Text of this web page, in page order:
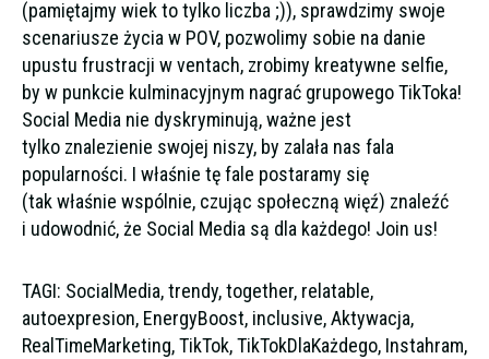
(pamiętajmy wiek to tylko liczba ;)), sprawdzimy swoje
scenariusze życia w POV, pozwolimy sobie na danie
upustu frustracji w ventach, zrobimy kreatywne selfie,
by w punkcie kulminacyjnym nagrać grupowego TikToka!
Social Media nie dyskryminują, ważne jest
tylko znalezienie swojej niszy, by zalała nas fala
popularności. I właśnie tę fale postaramy się
(tak właśnie wspólnie, czując społeczną więź) znaleźć
i udowodnić, że Social Media są dla każdego! Join us!
TAGI: SocialMedia, trendy, together, relatable,
autoexpresion, EnergyBoost, inclusive, Aktywacja,
RealTimeMarketing, TikTok, TikTokDlaKażdego, Instahram,